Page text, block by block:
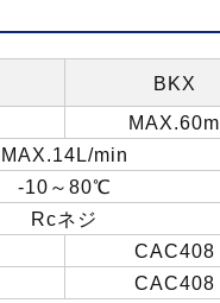
BKX
MAX.60m
MAX.14L/min
-10 ～ 80℃
Rcネジ
CAC408
CAC408